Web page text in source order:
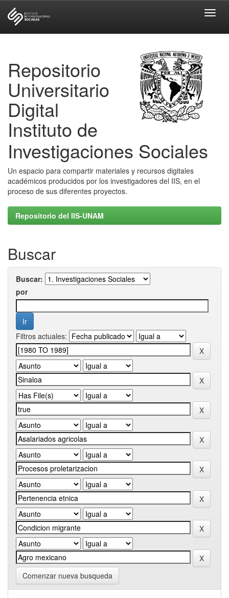
Repositorio
Universitario
Digital
Instituto de
Investigaciones Sociales
Un espacio para compartir materiales y recursos digitales
académicos producidos por los investigadores del IIS, en el
proceso de sus diferentes proyectos.
Repositorio del IIS-UNAM
Buscar
Buscar:
por
Filtros actuales:
Comenzar nueva busqueda